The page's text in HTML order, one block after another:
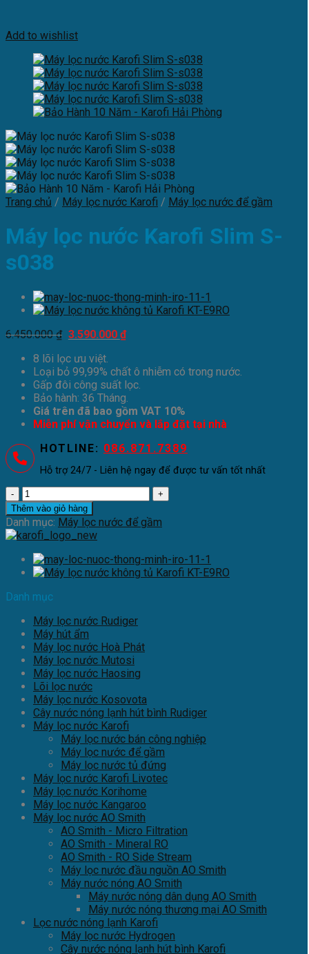
Add to wishlist
Trang chủ / Máy lọc nước Karofi / Máy lọc nước để gầm
Máy lọc nước Karofi Slim S-
s038
6.450.000₫ Giá
là:
6.450.000 ₫.
3.590.000 ₫Giá
là:
3.590.000 ₫.
8 lõi lọc ưu việt.
Loại bỏ 99,99% chất ô nhiễm có trong nước.
Gấp đôi công suất lọc.
Bảo hành: 36 Tháng.
Giá trên đã bao gồm VAT 10%
Miễn phí vận chuyển và lắp đặt tại nhà
HOTLINE: 086.871.7389
Hỗ trợ 24/7 - Liên hệ ngay để được tư vấn tốt nhất
Máy
lọc
nước
Karofi
Slim
S-
s038
lượng
Thêm vào giỏ hàng
Danh mục: Máy lọc nước để gầm
Danh mục
Máy lọc nước Rudiger
Máy hút ẩm
Máy lọc nước Hoà Phát
Máy lọc nước Mutosi
Máy lọc nước Haosing
Lõi lọc nước
Máy lọc nước Kosovota
Cây nước nóng lạnh hút bình Rudiger
Máy lọc nước Karofi
Máy lọc nước bán công nghiệp
Máy lọc nước để gầm
Máy lọc nước tủ đứng
Máy lọc nước Karofi Livotec
Máy lọc nước Korihome
Máy lọc nước Kangaroo
Máy lọc nước AO Smith
AO Smith - Micro Filtration
AO Smith - Mineral RO
AO Smith - RO Side Stream
Máy lọc nước đầu nguồn AO Smith
Máy nước nóng AO Smith
Máy nước nóng dân dụng AO Smith
Máy nước nóng thương mại AO Smith
Lọc nước nóng lạnh Karofi
Máy lọc nước Hydrogen
Cây nước nóng lạnh hút bình Karofi